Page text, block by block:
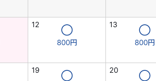
12
◯
800円
13
◯
800円
19
◯
20
◯